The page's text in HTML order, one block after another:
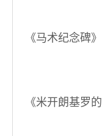
《马术纪念碑
《米开朗基罗